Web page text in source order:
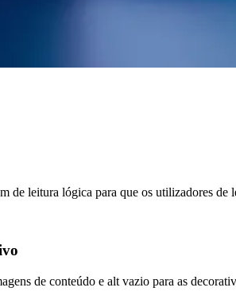
de leitura lógica para que os utilizadores de
de conteúdo e alt vazio para as